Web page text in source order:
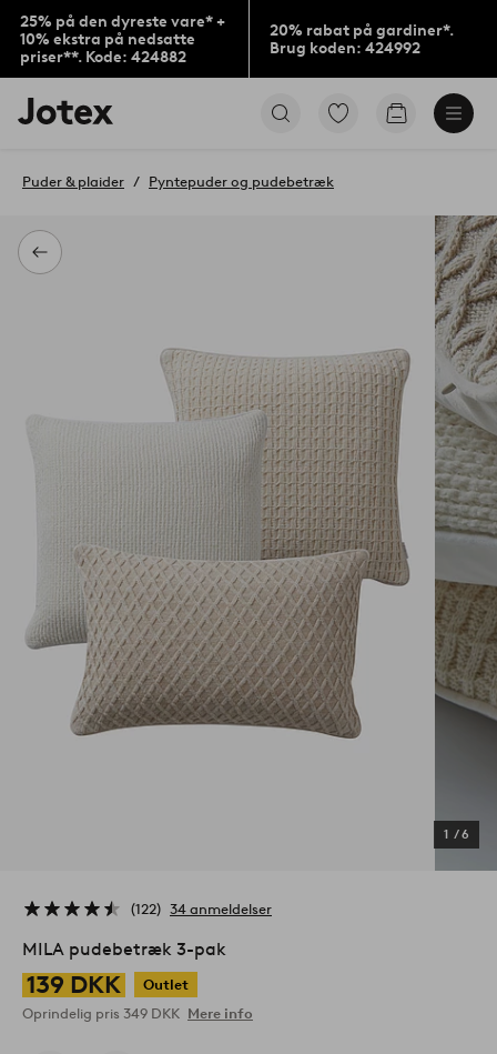
25% på den dyreste vare* +
10% ekstra på nedsatte
priser**. Kode: 424882
20% rabat på gardiner*.
Brug koden: 424992
Jotex
logo
til
Gå
Gå
Tilbage
Puder & plaider Pyntepuder og pudebetræk
1 /6
122 34 anmeldelser
MILA pudebetræk 3-pak
139 DKK
Outlet
Oprindelig pris 349 DKK Mere info